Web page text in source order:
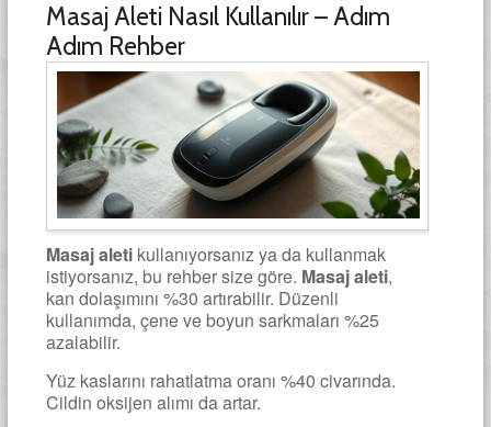
Masaj Aleti Nasıl Kullanılır – Adım
Adım Rehber
Masaj aletikullanıyorsanız ya da kullanmak
istiyorsanız, bu rehber size göre. Masaj aleti,
kan dolaşımını %30 artırabilir. Düzenli
kullanımda, çene ve boyun sarkmaları %25
azalabilir.
Yüz kaslarını rahatlatma oranı %40 civarında.
Cildin oksijen alımı da artar.